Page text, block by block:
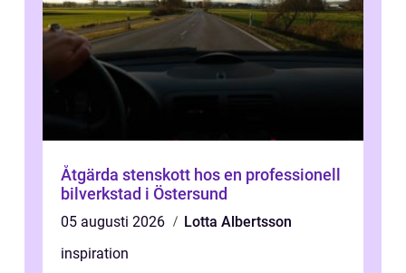
Åtgärda stenskott hos en professionell
bilverkstad i Östersund
05 augusti 2026
Lotta Albertsson
inspiration